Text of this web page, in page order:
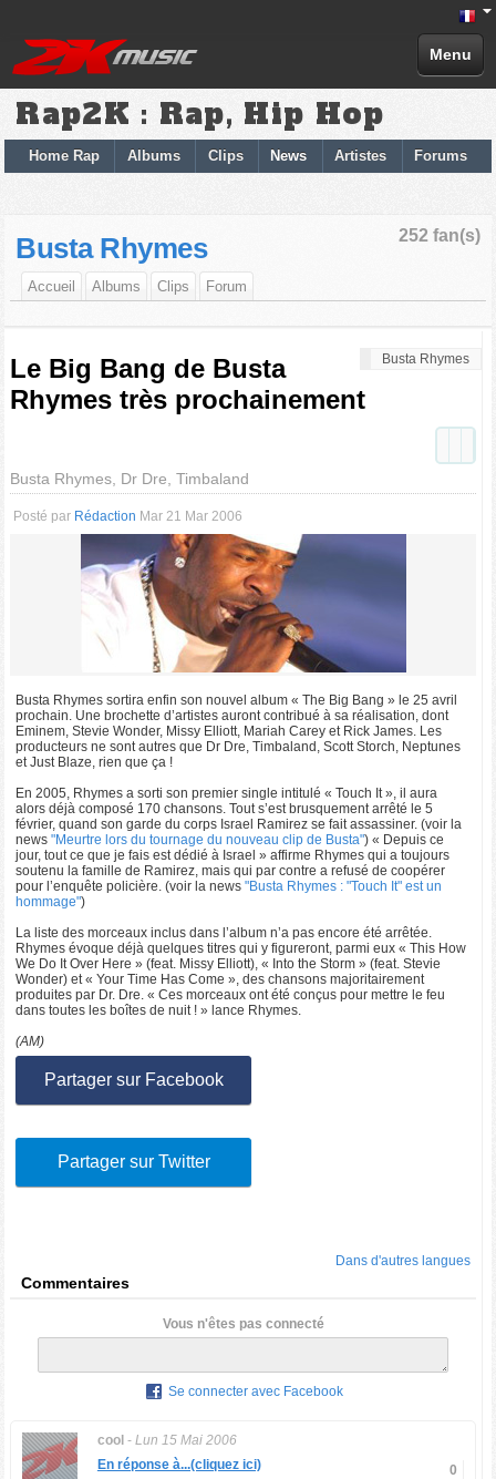
Menu
Rap2K : Rap, Hip Hop
Home Rap Albums Clips News Artistes Forums
252 fan(s)
Busta Rhymes
Accueil Albums Clips Forum
Busta Rhymes
Le Big Bang de Busta
Rhymes très prochainement
Busta Rhymes, Dr Dre, Timbaland
Posté par Rédaction Mar 21 Mar 2006
Busta Rhymes sortira enfin son nouvel album « The Big Bang » le 25 avril
prochain. Une brochette d’artistes auront contribué à sa réalisation, dont
Eminem, Stevie Wonder, Missy Elliott, Mariah Carey et Rick James. Les
producteurs ne sont autres que Dr Dre, Timbaland, Scott Storch, Neptunes
et Just Blaze, rien que ça !
En 2005, Rhymes a sorti son premier single intitulé « Touch It », il aura
alors déjà composé 170 chansons. Tout s’est brusquement arrêté le 5
février, quand son garde du corps Israel Ramirez se fait assassiner. (voir la
news"Meurtre lors du tournage du nouveau clip de Busta") « Depuis ce
jour, tout ce que je fais est dédié à Israel » affirme Rhymes qui a toujours
soutenu la famille de Ramirez, mais qui par contre a refusé de coopérer
pour l’enquête policière. (voir la news"Busta Rhymes : "Touch It" est un
hommage")
La liste des morceaux inclus dans l’album n’a pas encore été arrêtée.
Rhymes évoque déjà quelques titres qui y figureront, parmi eux « This How
We Do It Over Here » (feat. Missy Elliott), « Into the Storm » (feat. Stevie
Wonder) et « Your Time Has Come », des chansons majoritairement
produites par Dr. Dre. « Ces morceaux ont été conçus pour mettre le feu
dans toutes les boîtes de nuit ! » lance Rhymes.
(AM)
Partager sur Facebook
Partager sur Twitter
Dans d'autres langues
Commentaires
Vous n'êtes pas connecté
Se connecter avec Facebook
cool - Lun 15 Mai 2006
0
En réponse à...(cliquez ici)